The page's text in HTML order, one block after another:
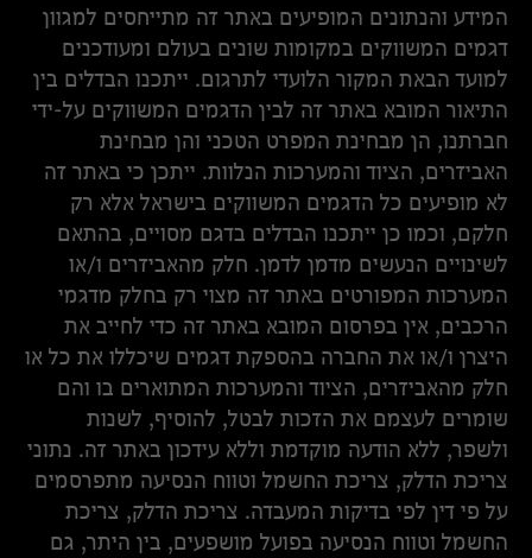
המידע והנתונים המופיעים באתר זה מתייחסים למגוון
דגמים המשווקים במקומות שונים בעולם ומעודכנים
למועד הבאת המקור הלועדי לתרגום. ייתכנו הבדלים בין
התיאור המובא באתר זה לבין הדגמים המשווקים על-ידי
חברתנו, הן מבחינת המפרט הטכני והן מבחינת
האביזרים, הציוד והמערכות הנלוות. ייתכן כי באתר זה
לא מופיעים כל הדגמים המשווקים בישראל אלא רק
חלקם, וכמו כן ייתכנו הבדלים בדגם מסויים, בהתאם
לשינויים הנעשים מדמן לדמן. חלק מהאביזרים ו/או
המערכות המפורטים באתר זה מצוי רק בחלק מדגמי
הרכבים, אין בפרסום המובא באתר זה כדי לחייב את
היצרן ו/או את החברה בהספקת דגמים שיכללו את כל או
חלק מהאביזרים, הציוד והמערכות המתוארים בו והם
שומרים לעצמם את הזכות לבטל, להוסיף, לשנות
ולשפר, ללא הודעה מוקדמת וללא עידכון באתר זה. נתוני
צריכת הדלק, צריכת החשמל וטווח הנסיעה מתפרסמים
על פי דין לפי בדיקות המעבדה. צריכת הדלק, צריכת
החשמל וטווח הנסיעה בפועל מושפעים, בין היתר, גם